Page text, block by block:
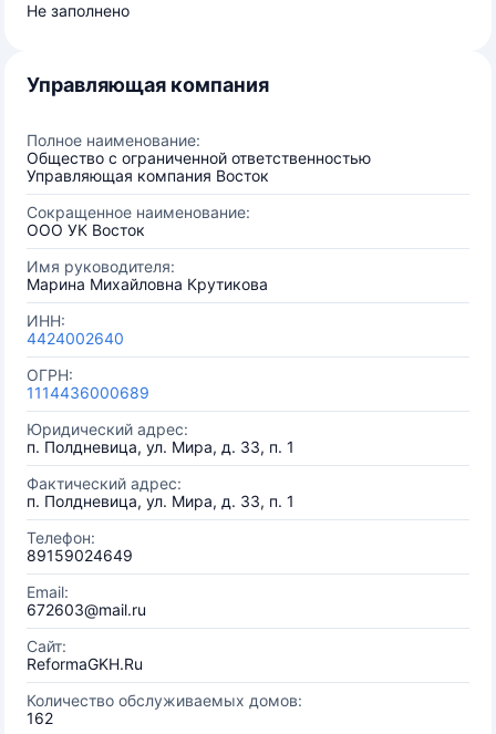
Не заполнено
Управляющая компания
Полное наименование:
Общество с ограниченной ответственностью
Управляющая компания Восток
Сокращенное наименование:
ООО УК Восток
Имя руководителя:
Марина Михайловна Крутикова
ИНН:
4424002640
ОГРН:
1114436000689
Юридический адрес:
п. Полдневица, ул. Мира, д. 33, п. 1
Фактический адрес:
п. Полдневица, ул. Мира, д. 33, п. 1
Телефон:
89159024649
Email:
672603@mail.ru
Сайт:
ReformaGKH.Ru
Количество обслуживаемых домов:
162